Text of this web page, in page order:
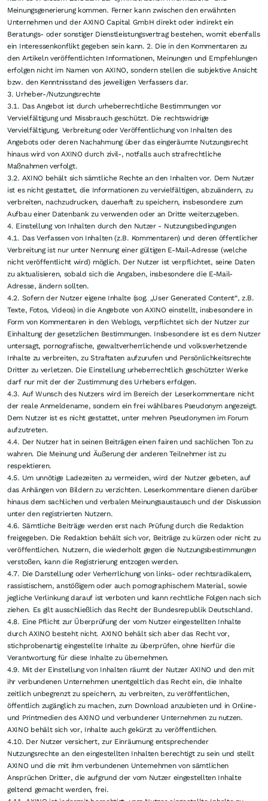
Diese allgemeinen Nutzungsbedingungen regeln den rechtlichen Rahmen für
die Nutzung der folgenden Webseiten der AXINO Capital GmbH und deren
Unterseiten: https://www.axinocapital.de
https://www.youtube.com/channel/UC17lIUp6TeXnnGy4GMdFn3g Sie gelten
zwischen dem Nutzer und der AXINO Capital GmbH, Eugenie-von-Soden-
Straße 24/1, 73728 Esslingen am Neckar, vertreten durch die
Geschäftsführung, nachfolgend „AXINO“ genannt. Durch die Freischaltung
des Nutzers und/oder die Nutzung der o.g. Webseiten akzeptiert der
Nutzer die vorliegenden allgemeinen Nutzungsbedingungen.
2. Leistungsbeschreibung / Disclaimer
2.1. Nachrichten und Artikel beruhen teilweise auf Meldungen großer
Nachrichtenagenturen wie Reuters oder dpa. Kurs- und Preisangaben
werden von Börsen und Banken zur Verfügung gestellt. Diese Inhalte dienen
ausschließlich der Information der Leser und stellen keine wie immer
als Zusicherung etwaiger Kursentwicklungen zu verstehen. Des Weiteren
ersetzen sie in keinster Weise eine individuelle fachkundige
Anlageberatung. Leser, die aufgrund der hier angebotenen Informationen
Anlageentscheidungen treffen bzw. Transaktionen durchführen, handeln
vollständig auf eigene Gefahr. Der Erwerb von Wertpapieren birgt hohe
Risiken, die bis zum Totalverlust des eingesetzten Kapitals führen können.
Die AXINO Capital GmbH und ihre Autoren schließen jedwede Haftung für
Vermögensschäden oder die inhaltliche Garantie für Aktualität, Richtigkeit,
Angemessenheit und Vollständigkeit der hier angebotenen Artikel
ausdrücklich aus. Bitte beachten Sie auch unsere Nutzungshinweise.
Gemäß MiFID II und §34b WpHG möchten wir darauf hinweisen, dass
Partner, Autoren und/oder Mitarbeiter der AXINO Capital GmbH Aktien der
erwähnten Unternehmen halten können oder halten und somit ein
Interessenskonflikt bestehen kann. Wir können außerdem nicht
ausschließen, dass andere Börsenbriefe, Medien oder Research-Firmen die
von uns besprochenen Werte im gleichen Zeitraum besprechen. Daher
kann es in diesem Zeitraum zur symmetrischen Informations- und
Unternehmen und der AXINO Capital GmbH direkt oder indirekt ein
Beratungs- oder sonstiger Dienstleistungsvertrag bestehen, womit ebenfalls
den Artikeln veröffentlichten Informationen, Meinungen und Empfehlungen
erfolgen nicht im Namen von AXINO, sondern stellen die subjektive Ansicht
bzw. den Kenntnisstand des jeweiligen Verfassers dar.
3. Urheber-/Nutzungsrechte
3.1. Das Angebot ist durch urheberrechtliche Bestimmungen vor
Vervielfältigung und Missbrauch geschützt. Die rechtswidrige
Vervielfältigung, Verbreitung oder Veröffentlichung von Inhalten des
Angebots oder deren Nachahmung über das eingeräumte Nutzungsrecht
hinaus wird von AXINO durch zivil-, notfalls auch strafrechtliche
3.2. AXINO behält sich sämtliche Rechte an den Inhalten vor. Dem Nutzer
ist es nicht gestattet, die Informationen zu vervielfältigen, abzuändern, zu
verbreiten, nachzudrucken, dauerhaft zu speichern, insbesondere zum
Aufbau einer Datenbank zu verwenden oder an Dritte weiterzugeben.
4. Einstellung von Inhalten durch den Nutzer - Nutzungsbedingungen
4.1. Das Verfassen von Inhalten (z.B. Kommentaren) und deren öffentlicher
Verbreitung ist nur unter Nennung einer gültigen E-Mail-Adresse (welche
nicht veröffentlicht wird) möglich. Der Nutzer ist verpflichtet, seine Daten
zu aktualisieren, sobald sich die Angaben, insbesondere die E-Mail-
Adresse, ändern sollten.
4.2. Sofern der Nutzer eigene Inhalte (sog. „User Generated Content“, z.B.
Texte, Fotos, Videos) in die Angebote von AXINO einstellt, insbesondere in
Form von Kommentaren in den Weblogs, verpflichtet sich der Nutzer zur
untersagt, pornografische, gewaltverherrlichende und volksverhetzende
Inhalte zu verbreiten, zu Straftaten aufzurufen und Persönlichkeitsrechte
Dritter zu verletzen. Die Einstellung urheberrechtlich geschützter Werke
4.3. Auf Wunsch des Nutzers wird im Bereich der Leserkommentare nicht
der reale Anmeldename, sondern ein frei wählbares Pseudonym angezeigt.